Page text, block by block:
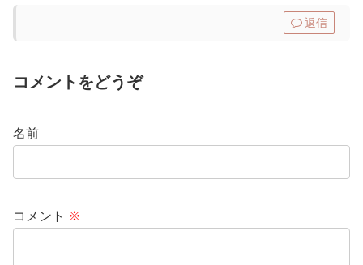
返信
コメントをどうぞ
名前
コメント ※